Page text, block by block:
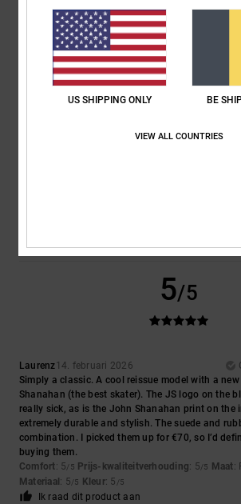
100% van onze klanten bevelen dit
Comfort
5.0
5/5
Laurenz14. februari 2026
Simply a classic. A cool reissue model with a
Shanahan (the best skater). The JS logo on the
really sick, as is the John Shanahan print on the
extremely durable and stylish. The suede and
combination. I picked them up for €70, so I’d
buying them.
Comfort: 5/5 Prijs-kwaliteitverhouding: 5/5 Maat:
Materiaal : 5/5 Kleur: 5 /5
Ik raad dit product aan
US SHIPPING ONLY BE
VIEW ALL COUNTRIES